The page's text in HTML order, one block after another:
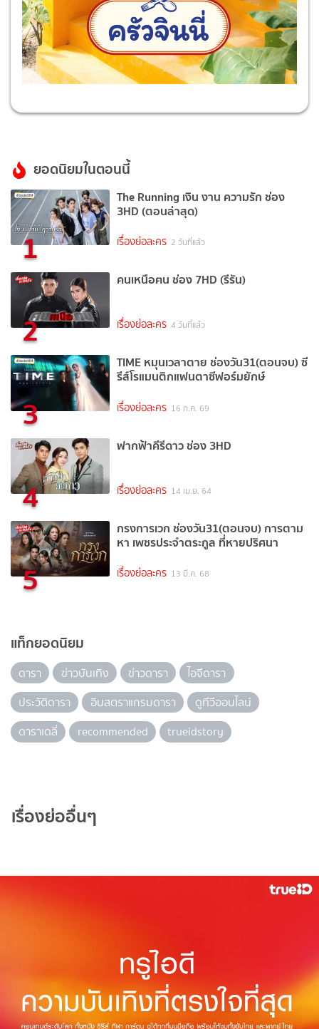
ยอดนิยมในตอนนี้
1
The Running เงิน งาน ความรัก ช่อง
3HD (ตอนล่าสุด)
เรื่องย่อละคร 2 วันที่แล้ว
2
คนเหนือฅน ช่อง 7HD (รีรัน)
เรื่องย่อละคร 4 วันที่แล้ว
3
TIME หมุนเวลาตาย ช่องวัน31(ตอนจบ) ซี
รีส์โรแมนติกแฟนตาซีฟอร์มยักษ์
เรื่องย่อละคร 16 ก.ค. 69
4
ฟากฟ้าคีรีดาว ช่อง 3HD
เรื่องย่อละคร 14 เม.ย. 64
5
กรงการเวก ช่องวัน31(ตอนจบ) การตาม
หา เพชรประจำตระกูล ที่หายปริศนา
เรื่องย่อละคร 13 มี.ค. 68
แท็กยอดนิยม
ดารา ข่าวบันเทิง ข่าวดารา
ไอจีดารา
ประวัติดารา
อินสตราแกรมดารา
ดูทีวีออนไลน์
ดาราเดลี่
recommended trueidstory
เรื่องย่ออื่นๆ